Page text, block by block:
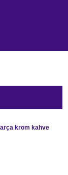
krom kahve